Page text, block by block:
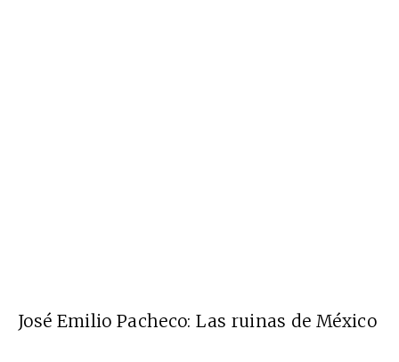
José Emilio Pacheco: Las ruinas de México